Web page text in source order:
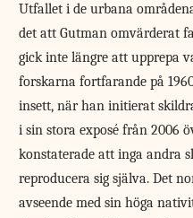
Utfallet i de urbana
det att Gutman omvärderat
gick inte längre att upprepa
forskarna fortfarande på
insett, när han initierat
i sin stora exposé från 2006
konstaterade att inga andra
reproducera sig själva. Det
avseende med sin höga